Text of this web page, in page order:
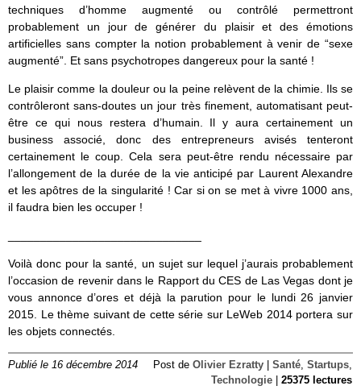
techniques d’homme augmenté ou contrôlé permettront
probablement un jour de générer du plaisir et des émotions
artificielles sans compter la notion probablement à venir de “sexe
augmenté”. Et sans psychotropes dangereux pour la santé !
Le plaisir comme la douleur ou la peine relèvent de la chimie. Ils se
contrôleront sans-doutes un jour très finement, automatisant peut-
être ce qui nous restera d’humain. Il y aura certainement un
business associé, donc des entrepreneurs avisés tenteront
certainement le coup. Cela sera peut-être rendu nécessaire par
l’allongement de la durée de la vie anticipé par Laurent Alexandre
et les apôtres de la singularité ! Car si on se met à vivre 1000 ans,
il faudra bien les occuper !
Voilà donc pour la santé, un sujet sur lequel j’aurais probablement
l’occasion de revenir dans le Rapport du CES de Las Vegas dont je
vous annonce d’ores et déjà la parution pour le lundi 26 janvier
2015. Le thème suivant de cette série sur LeWeb 2014 portera sur
les objets connectés.
Publié le 16 décembre 2014 Post de Olivier Ezratty Santé, Startups,
Technologie
25375 lectures